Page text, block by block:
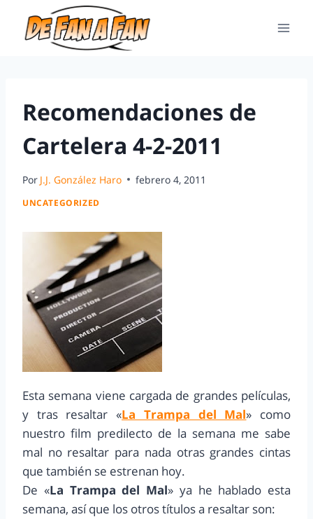
Recomendaciones de
Cartelera 4-2-2011
Por J.J. González Haro febrero 4, 2011
UNCATEGORIZED
Esta semana viene cargada de grandes películas,
y tras resaltar «La Trampa del Mal» como
nuestro film predilecto de la semana me sabe
mal no resaltar para nada otras grandes cintas
que también se estrenan hoy.
De «La Trampa del Mal» ya he hablado esta
semana, así que los otros títulos a resaltar son: